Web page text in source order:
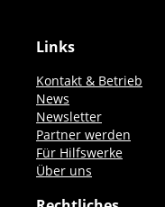
Links
Kontakt & Betrieb
News
Newsletter
Partner werden
Für Hilfswerke
Über uns